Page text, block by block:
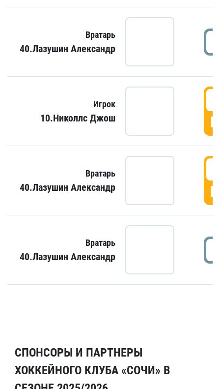
Вратарь
40.Лазушин Александр
Игрок
10.Николлс Джош
Вратарь
40.Лазушин Александр
Вратарь
40.Лазушин Александр
СПОНСОРЫ И ПАРТНЕРЫ
ХОККЕЙНОГО КЛУБА «СОЧИ» В